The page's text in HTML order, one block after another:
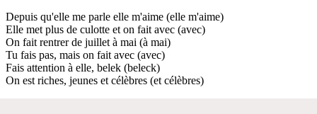
Depuis qu'elle me parle elle m'aime (elle m'aime)
Elle met plus de culotte et on fait avec (avec)
On fait rentrer de juillet à mai (à mai)
Tu fais pas, mais on fait avec (avec)
Fais attention à elle, belek (beleck)
On est riches, jeunes et célèbres (et célèbres)